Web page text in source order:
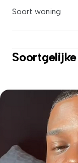
Soort woning